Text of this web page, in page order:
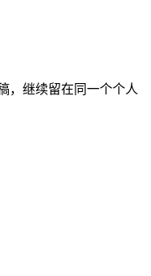
，继续留在同一个个人